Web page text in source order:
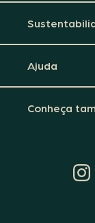
Ajuda
Conheça